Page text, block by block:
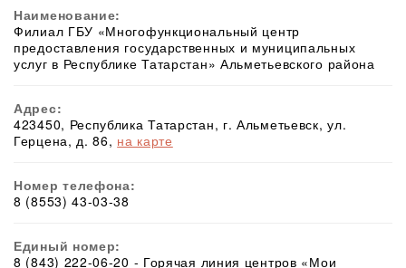
Наименование:
Филиал ГБУ «Многофункциональный центр
предоставления государственных и муниципальных
услуг в Республике Татарстан» Альметьевского района
Адрес:
423450, Республика Татарстан, г. Альметьевск, ул.
Герцена, д. 86, на карте
Номер телефона:
8 (8553) 43-03-38
Единый номер:
8 (843) 222-06-20 - Горячая линия центров «Мои